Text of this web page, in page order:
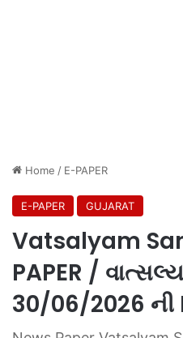
Home / E-PAPER
E-PAPER GUJARAT
Vatsalyam
PAPER /
30/06/2026 ની